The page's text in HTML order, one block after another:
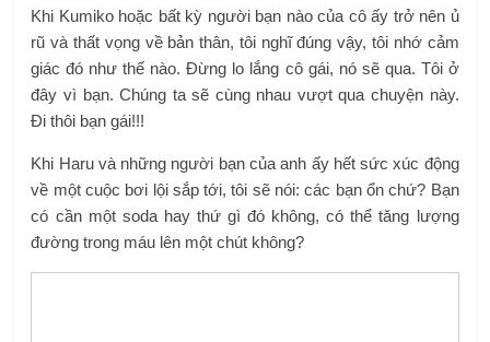
Khi Kumiko hoặc bất kỳ người bạn nào của cô ấy trở nên ủ
rũ và thất vọng về bản thân, tôi nghĩ đúng vậy, tôi nhớ cảm
giác đó như thế nào. Đừng lo lắng cô gái, nó sẽ qua. Tôi ở
đây vì bạn. Chúng ta sẽ cùng nhau vượt qua chuyện này.
Đi thôi bạn gái!!!
Khi Haru và những người bạn của anh ấy hết sức xúc động
về một cuộc bơi lội sắp tới, tôi sẽ nói: các bạn ổn chứ? Bạn
có cần một soda hay thứ gì đó không, có thể tăng lượng
đường trong máu lên một chút không?